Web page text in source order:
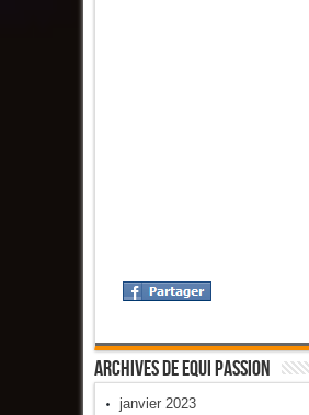
Archives De Equi Passion
janvier 2023